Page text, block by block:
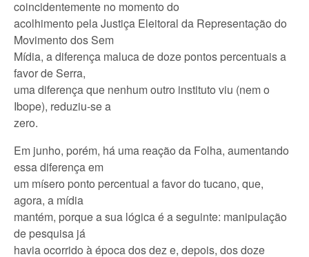
coincidentemente no momento do
acolhimento pela Justiça Eleitoral da Representação do
Movimento dos Sem
Mídia, a diferença maluca de doze pontos percentuais a
favor de Serra,
uma diferença que nenhum outro instituto viu (nem o
Ibope), reduziu-se a
zero.
Em junho, porém, há uma reação da Folha, aumentando
essa diferença em
um mísero ponto percentual a favor do tucano, que,
agora, a mídia
mantém, porque a sua lógica é a seguinte: manipulação
de pesquisa já
havia ocorrido à época dos dez e, depois, dos doze